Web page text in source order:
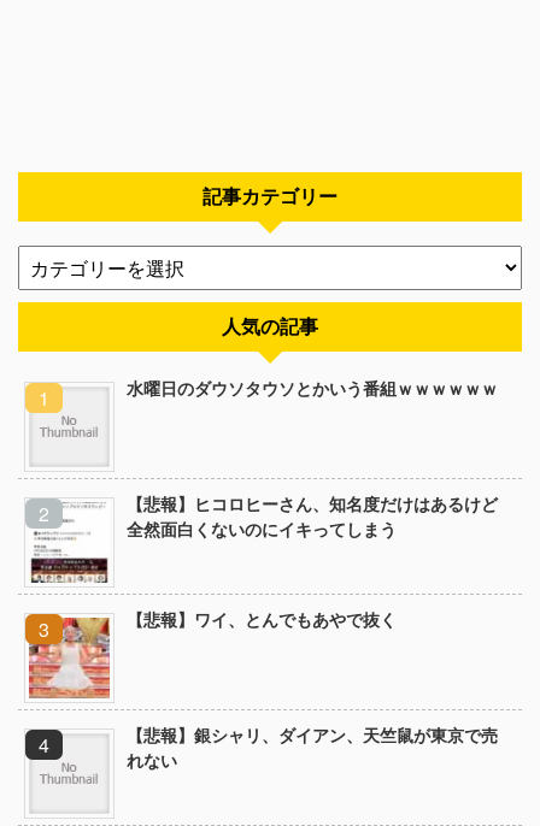
記事カテゴリー
人気の記事
水曜日のダウソタウソとかいう番組ｗｗｗｗｗｗ
【悲報】ヒコロヒーさん、知名度だけはあるけど
全然面白くないのにイキってしまう
【悲報】ワイ、とんでもあやで抜く
【悲報】銀シャリ、ダイアン、天竺鼠が東京で売
れない